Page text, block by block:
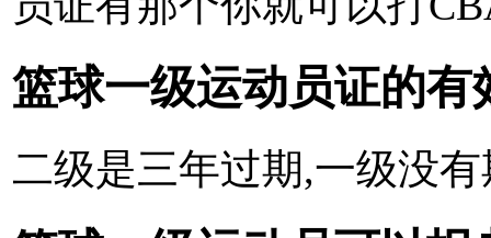
篮球一级运动员证的有
二级是三年过期,一级没